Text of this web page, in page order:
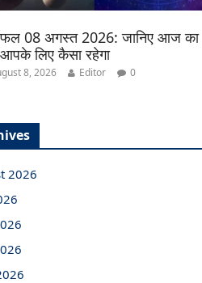
08 अगस्त 2026: जानिए आज का
लिए कैसा रहेगा
8, 2026 Editor 0
2026